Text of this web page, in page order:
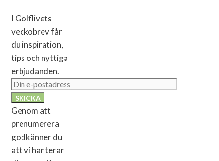
I Golflivets
veckobrev får
du inspiration,
tips och nyttiga
erbjudanden.
Genom att
prenumerera
godkänner du
att vi hanterar